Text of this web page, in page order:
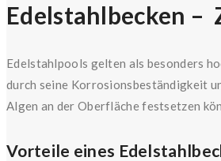
Edelstahlbecken –
Edelstahlpools gelten als besonders
durch seine Korrosionsbeständigkeit
Algen an der Oberfläche festsetzen
Vorteile eines